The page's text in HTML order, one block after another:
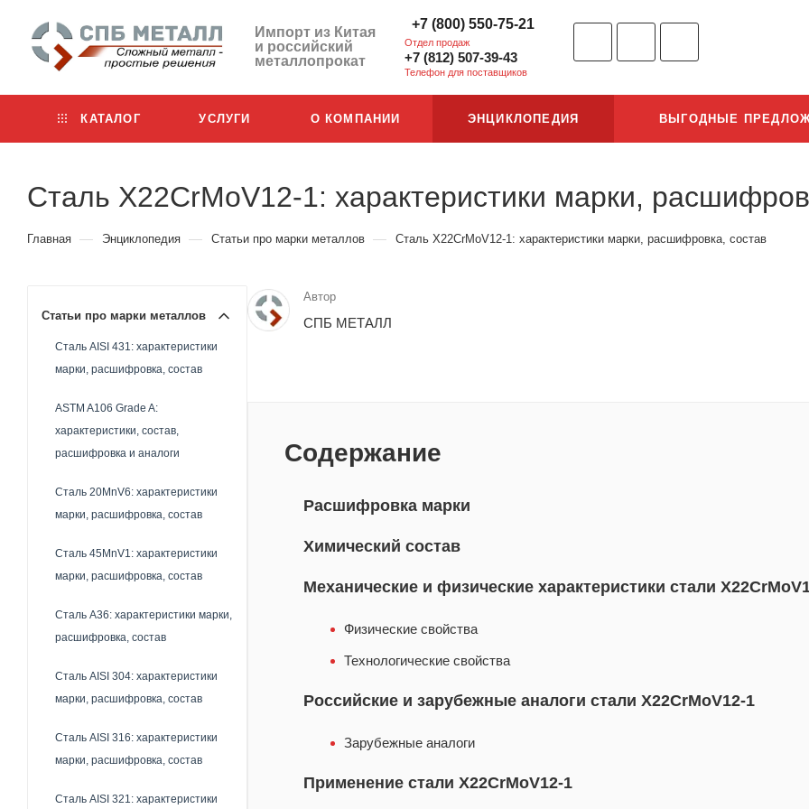
Импорт из Китая
и российский
металлопрокат
+7 (800) 550-75-21
Отдел продаж
+7 (812) 507-39-43
Телефон для поставщиков
КАТАЛОГ УСЛУГИ О КОМПАНИИ ЭНЦИКЛОПЕДИЯ ВЫГОДНЫЕ
Сталь X22CrMoV12-1: характеристики марки,
Главная — Энциклопедия — Статьи про марки металлов — Сталь X22CrMoV12-1: характеристики марки, расшифровка, состав
Автор
СПБ МЕТАЛЛ
Содержание
Расшифровка марки
Химический состав
Механические и физические характеристики стали
Физические свойства
Технологические свойства
Российские и зарубежные аналоги стали X22CrMoV12-1
Зарубежные аналоги
Применение стали X22CrMoV12-1
Статьи про марки металлов
Сталь AISI 431: характеристики
марки, расшифровка, состав
ASTM A106 Grade A:
характеристики, состав,
расшифровка и аналоги
Сталь 20MnV6: характеристики
марки, расшифровка, состав
Сталь 45MnV1: характеристики
марки, расшифровка, состав
Сталь A36: характеристики марки,
расшифровка, состав
Сталь AISI 304: характеристики
марки, расшифровка, состав
Сталь AISI 316: характеристики
марки, расшифровка, состав
Сталь AISI 321: характеристики